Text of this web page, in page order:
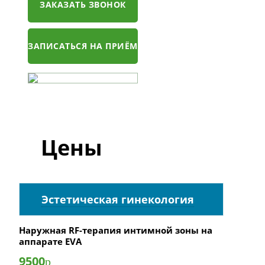
ЗАКАЗАТЬ ЗВОНОК
ЗАПИСАТЬСЯ НА ПРИЁМ
Цены
Эстетическая гинекология
Наружная RF-терапия интимной зоны на
аппарате EVA
9500р